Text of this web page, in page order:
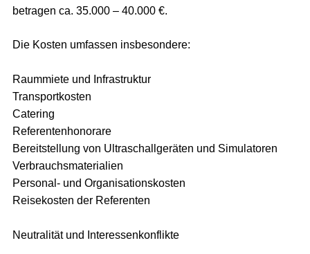
betragen ca. 35.000 – 40.000 €.
Die Kosten umfassen insbesondere:
Raummiete und Infrastruktur
Transportkosten
Catering
Referentenhonorare
Bereitstellung von Ultraschallgeräten und Simulatoren
Verbrauchsmaterialien
Personal- und Organisationskosten
Reisekosten der Referenten
Neutralität und Interessenkonflikte